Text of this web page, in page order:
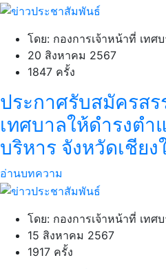
โดย: กองการเจ้าหน้าที่ เทศ
20 สิงหาคม 2567
1847 ครั้ง
ประกาศรับสมัครส
เทศบาลให้ดำรงตำ
บริหาร จังหวัดเชียง
อ่านบทความ
โดย: กองการเจ้าหน้าที่ เทศ
15 สิงหาคม 2567
1917 ครั้ง